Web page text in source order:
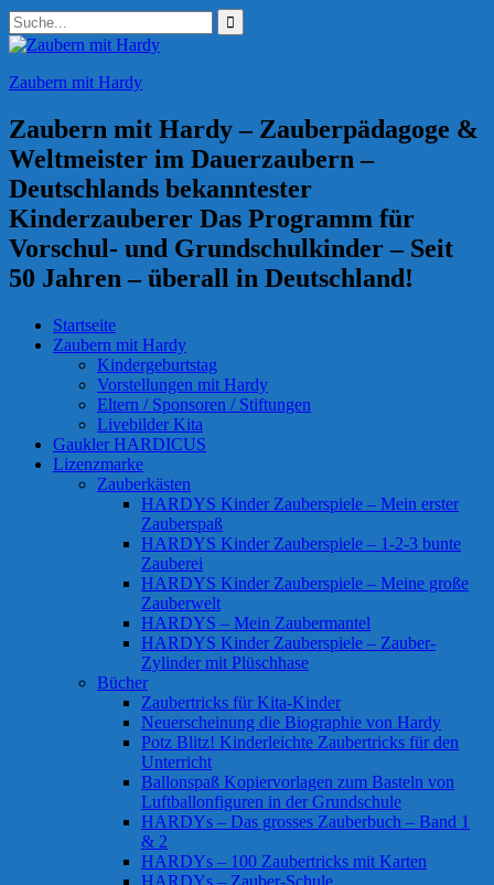
Zum
Inhalt
springen
Suchen
nach:
Zaubern mit Hardy
Zaubern mit Hardy – Zauberpädagoge &
Weltmeister im Dauerzaubern –
Deutschlands bekanntester
Kinderzauberer Das Programm für
Vorschul- und Grundschulkinder – Seit
50 Jahren – überall in Deutschland!
Startseite
Zaubern mit Hardy
Kindergeburtstag
Vorstellungen mit Hardy
Eltern / Sponsoren / Stiftungen
Livebilder Kita
Gaukler HARDICUS
Lizenzmarke
Zauberkästen
HARDYS Kinder Zauberspiele – Mein erster
Zauberspaß
HARDYS Kinder Zauberspiele – 1-2-3 bunte
Zauberei
HARDYS Kinder Zauberspiele – Meine große
Zauberwelt
HARDYS – Mein Zaubermantel
HARDYS Kinder Zauberspiele – Zauber-
Zylinder mit Plüschhase
Bücher
Zaubertricks für Kita-Kinder
Neuerscheinung die Biographie von Hardy
Potz Blitz! Kinderleichte Zaubertricks für den
Unterricht
Ballonspaß Kopiervorlagen zum Basteln von
Luftballonfiguren in der Grundschule
HARDYs – Das grosses Zauberbuch – Band 1
& 2
HARDYs – 100 Zaubertricks mit Karten
HARDYs – Zauber-Schule